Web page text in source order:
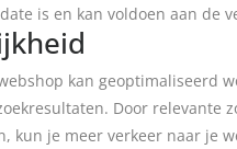
is en kan voldoen aan de
kan geoptimaliseerd
Door relevante
kun je meer verkeer naar je